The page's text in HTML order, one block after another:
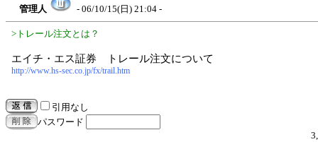
管理人 - 06/10/15(日) 21:04 -
>トレール注文とは？
エイチ・エス証券 トレール注文について
http://www.hs-sec.co.jp/fx/trail.htm
引用なし
パスワード